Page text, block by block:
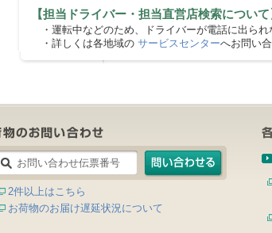
【担当ドライバー・担当直営店検索について
・運転中などのため、ドライバーが電話に出られ
・詳しくは各地域の サービスセンターへお問い
2件以上はこちら
お荷物のお届け遅延状況について